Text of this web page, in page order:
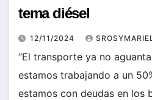
tema diésel
12/11/2024
“El transporte ya no
estamos trabajando a un
estamos con deudas en los